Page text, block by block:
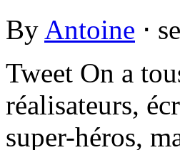
By Antoine ⋅
Tweet On a
réalisateurs,
super-héros,